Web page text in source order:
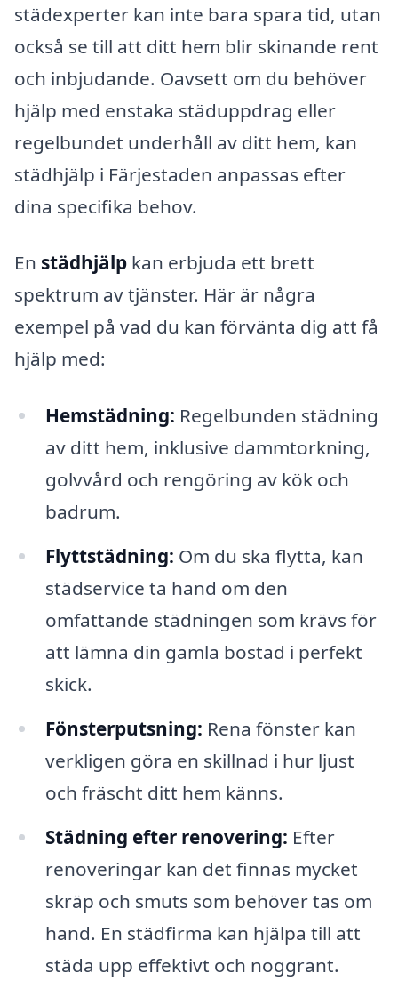
städexperter kan inte bara spara tid, utan
också se till att ditt hem blir skinande rent
och inbjudande. Oavsett om du behöver
hjälp med enstaka städuppdrag eller
regelbundet underhåll av ditt hem, kan
städhjälp i Färjestaden anpassas efter
dina specifika behov.
En städhjälp kan erbjuda ett brett
spektrum av tjänster. Här är några
exempel på vad du kan förvänta dig att få
hjälp med:
Hemstädning: Regelbunden städning
av ditt hem, inklusive dammtorkning,
golvvård och rengöring av kök och
badrum.
Flyttstädning: Om du ska flytta, kan
städservice ta hand om den
omfattande städningen som krävs för
att lämna din gamla bostad i perfekt
skick.
Fönsterputsning: Rena fönster kan
verkligen göra en skillnad i hur ljust
och fräscht ditt hem känns.
Städning efter renovering: Efter
renoveringar kan det finnas mycket
skräp och smuts som behöver tas om
hand. En städfirma kan hjälpa till att
städa upp effektivt och noggrant.